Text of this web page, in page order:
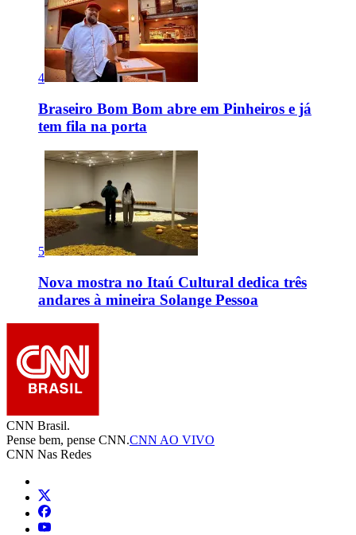
4
Braseiro Bom Bom abre em Pinheiros e já
tem fila na porta
5
Nova mostra no Itaú Cultural dedica três
andares à mineira Solange Pessoa
CNN Brasil.
Pense bem, pense CNN.CNN AO VIVO
CNN Nas Redes